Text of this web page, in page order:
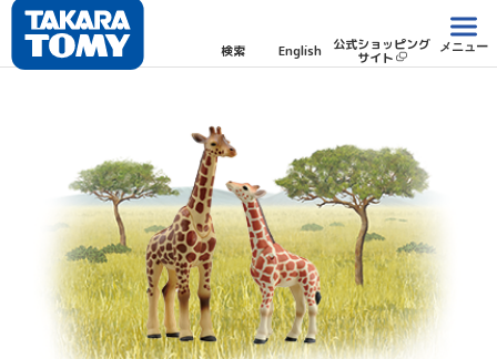
検索 English 公式ショッピング
サイト
メニュー